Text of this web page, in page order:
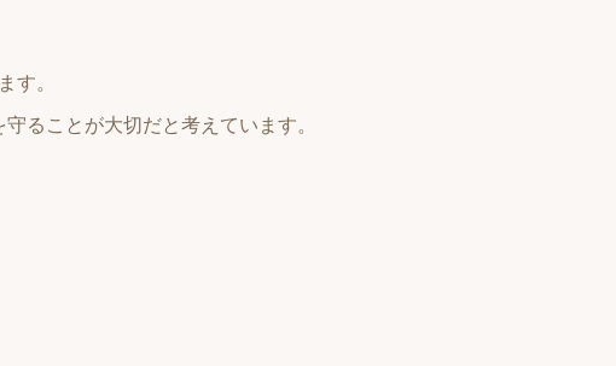
す。
ることが大切だと考えています。